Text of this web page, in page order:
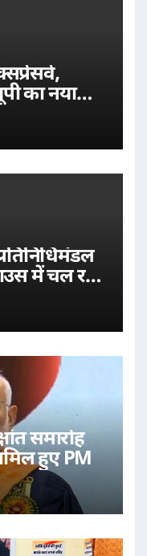
का नया
में चल रही
समारोह
हुए PM